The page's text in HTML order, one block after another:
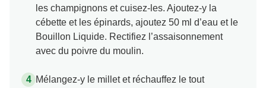
les champignons et cuisez-les. Ajoutez-y la
cébette et les épinards, ajoutez 50 ml d’eau et le
Bouillon Liquide. Rectifiez l’assaisonnement
avec du poivre du moulin.
Mélangez-y le millet et réchauffez le tout